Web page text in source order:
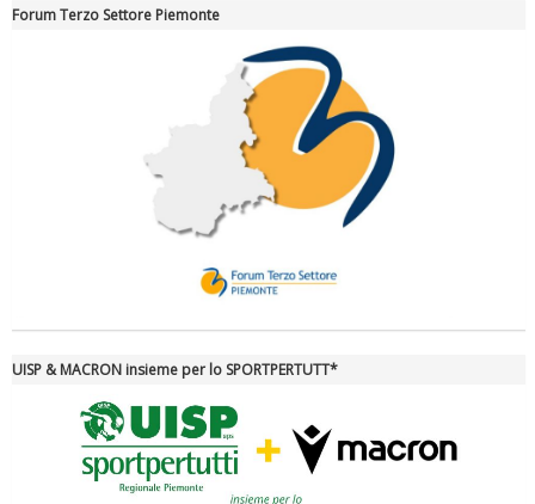
Tiziano Pesce nel Cda di Fondazione Terzjus: prima riunione a
Forum Terzo Settore Piemonte
UISP & MACRON insieme per lo SPORTPERTUTT*